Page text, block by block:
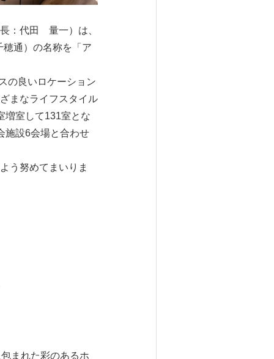
：代田 量一）は、
通）の名称を「ア
の良いロケーション
まなライフスタイル
増室して131室とな
施設6会場と合わせ
う努めてまいりま
まれた彩のあるホ